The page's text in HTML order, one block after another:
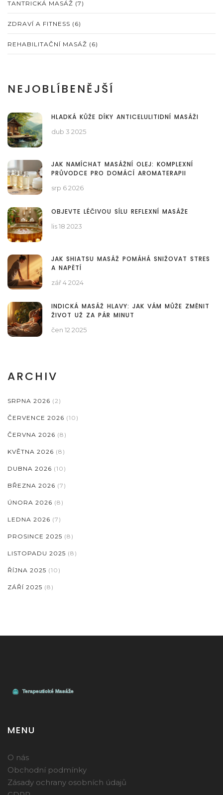
TANTRICKÁ MASÁŽ (7)
ZDRAVÍ A FITNESS (6)
REHABILITAČNÍ MASÁŽ (6)
NEJOBLÍBENĚJŠÍ
HLADKÁ KŮŽE DÍKY ANTICELULITIDNÍ MASÁŽI
dub 3 2025
JAK NAMÍCHAT MASÁŽNÍ OLEJ: KOMPLEXNÍ
PRŮVODCE PRO DOMÁCÍ AROMATERAPII
srp 6 2026
OBJEVTE LÉČIVOU SÍLU REFLEXNÍ MASÁŽE
lis 18 2023
JAK SHIATSU MASÁŽ POMÁHÁ SNIŽOVAT STRES
A NAPĚTÍ
zář 4 2024
INDICKÁ MASÁŽ HLAVY: JAK VÁM MŮŽE ZMĚNIT
ŽIVOT UŽ ZA PÁR MINUT
čen 12 2025
ARCHIV
SRPNA 2026 (2)
ČERVENCE 2026 (10)
ČERVNA 2026 (8)
KVĚTNA 2026 (8)
DUBNA 2026 (10)
BŘEZNA 2026 (7)
ÚNORA 2026 (8)
LEDNA 2026 (7)
PROSINCE 2025 (8)
LISTOPADU 2025 (8)
ŘÍJNA 2025 (10)
ZÁŘÍ 2025 (8)
MENU
O nás
Obchodní podmínky
Zásady ochrany osobních údajů